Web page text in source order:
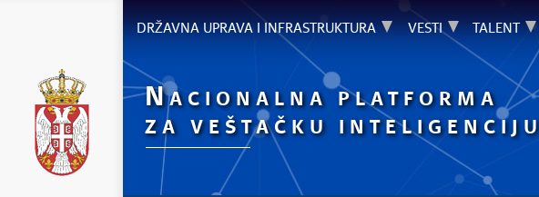
DRŽAVNA UPRAVA I INFRASTRUKTURA VESTI TALENT
NACIONALNA PLATFORMA
ZA VEŠTAČKU INTELIGENCIJU